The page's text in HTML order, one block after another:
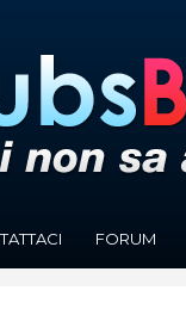
FORUM